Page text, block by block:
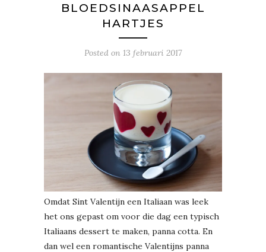
BLOEDSINAASAPPEL
HARTJES
Posted on 13 februari 2017
Omdat Sint Valentijn een Italiaan was leek
het ons gepast om voor die dag een typisch
Italiaans dessert te maken, panna cotta. En
dan wel een romantische Valentijns panna